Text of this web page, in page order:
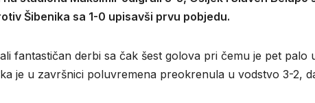
Šibenika sa 1-0 upisavši prvu pobjedu.
fantastičan derbi sa čak šest golova pri čemu je pet palo
je u završnici poluvremena preokrenula u vodstvo 3-2,